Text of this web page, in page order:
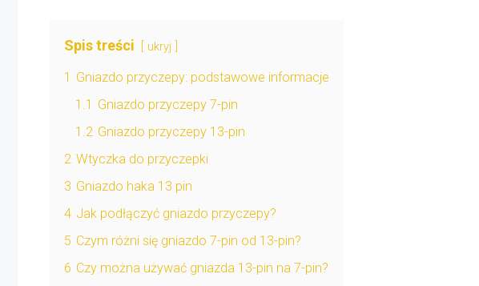
Spis treści ukryj
1 Gniazdo przyczepy: podstawowe informacje
1.1 Gniazdo przyczepy 7-pin
1.2 Gniazdo przyczepy 13-pin
2 Wtyczka do przyczepki
3 Gniazdo haka 13 pin
4 Jak podłączyć gniazdo przyczepy?
5 Czym różni się gniazdo 7-pin od 13-pin?
6 Czy można używać gniazda 13-pin na 7-pin?